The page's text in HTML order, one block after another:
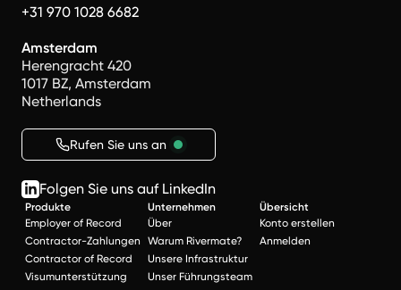
+31 970 1028 6682
Amsterdam
Herengracht 420
1017 BZ, Amsterdam
Netherlands
Rufen Sie uns an
Folgen Sie uns auf LinkedIn
Produkte
Employer of Record
Contractor-Zahlungen
Contractor of Record
Visumunterstützung
Unternehmen
Über
Warum Rivermate?
Unsere Infrastruktur
Unser Führungsteam
Übersicht
Konto erstellen
Anmelden